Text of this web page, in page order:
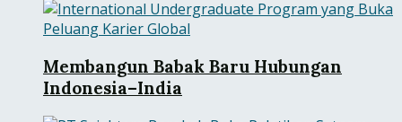
Membangun Babak Baru Hubungan
Indonesia–India